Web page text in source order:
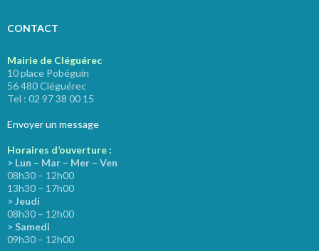
CONTACT
Mairie de Cléguérec
10 place Pobéguin
56 480 Cléguérec
Tel : 02 97 38 00 15
Envoyer un message
Horaires d’ouverture :
> Lun – Mar – Mer – Ven
08h30 – 12h00
13h30 – 17h00
> Jeudi
08h30 – 12h00
> Samedi
09h30 – 12h00